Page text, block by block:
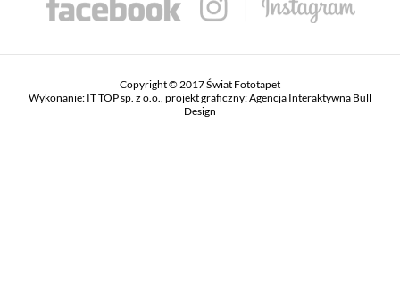
Copyright © 2017 Świat Fototapet
Wykonanie: IT TOP sp. z o.o. , projekt graficzny:Agencja Interaktywna Bull
Design